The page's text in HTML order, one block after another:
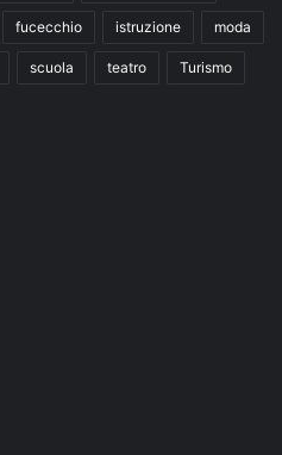
fucecchio istruzione moda
scuola teatro Turismo